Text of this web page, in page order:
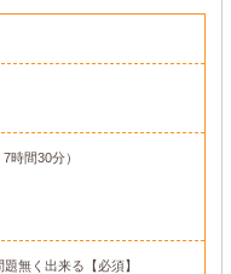
時間30分）
無く出来る【必須】